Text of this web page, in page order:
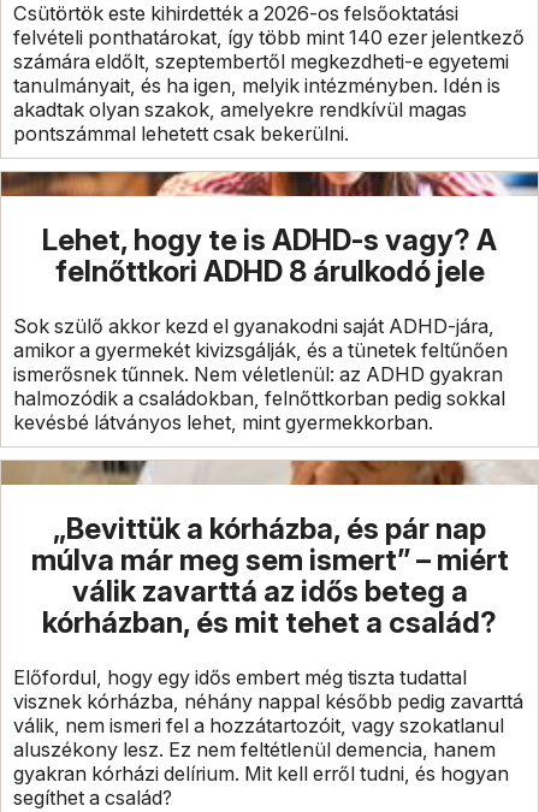
Csütörtök este kihirdették a 2026-os felsőoktatási
felvételi ponthatárokat, így több mint 140 ezer jelentkező
számára eldőlt, szeptembertől megkezdheti-e egyetemi
tanulmányait, és ha igen, melyik intézményben. Idén is
akadtak olyan szakok, amelyekre rendkívül magas
pontszámmal lehetett csak bekerülni.
Lehet, hogy te is ADHD-s vagy? A
felnőttkori ADHD 8 árulkodó jele
Sok szülő akkor kezd el gyanakodni saját ADHD-jára,
amikor a gyermekét kivizsgálják, és a tünetek feltűnően
ismerősnek tűnnek. Nem véletlenül: az ADHD gyakran
halmozódik a családokban, felnőttkorban pedig sokkal
kevésbé látványos lehet, mint gyermekkorban.
„Bevittük a kórházba, és pár nap
múlva már meg sem ismert” – miért
válik zavarttá az idős beteg a
kórházban, és mit tehet a család?
Előfordul, hogy egy idős embert még tiszta tudattal
visznek kórházba, néhány nappal később pedig zavarttá
válik, nem ismeri fel a hozzátartozóit, vagy szokatlanul
aluszékony lesz. Ez nem feltétlenül demencia, hanem
gyakran kórházi delírium. Mit kell erről tudni, és hogyan
segíthet a család?